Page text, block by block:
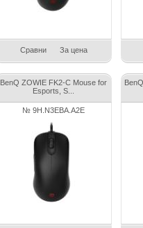
Сравни За цена
BenQ ZOWIE FK2-C Mouse for
Esports, S...
№ 9H.N3EBA.A2E